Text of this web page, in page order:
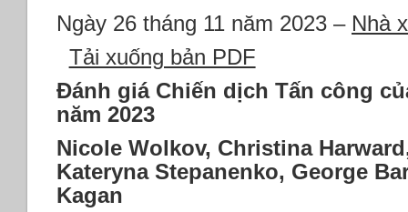
điện
*Hải
quân
Mỹ
kẻ
tấn
11
Ngày 26 tháng 11 năm 2023 – Nhà
Tải xuống bản PDF
Đánh giá Chiến dịch Tấn công
năm 2023
Nicole Wolkov, Christina
Kateryna Stepanenko, George
Kagan